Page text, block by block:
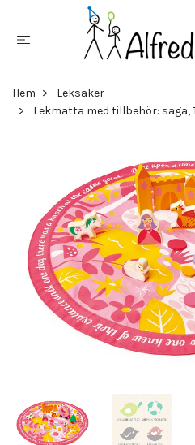
Hem
Leksaker
Lekmatta med tillbehör: saga,